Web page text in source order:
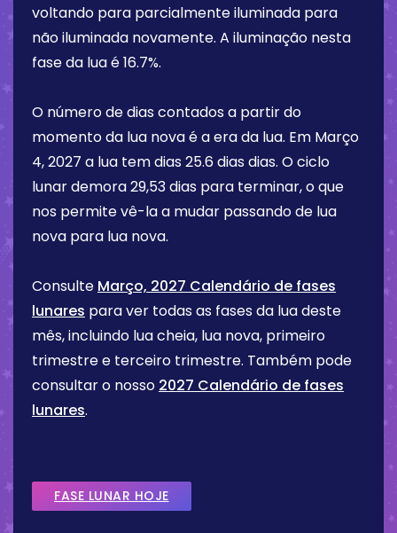
voltando para parcialmente iluminada para
não iluminada novamente. A iluminação nesta
fase da lua é16.7%.
O número de dias contados a partir do
momento da lua nova é a era da lua. Em Março
4, 2027 a lua tem dias 25.6 dias dias. O ciclo
lunar demora 29,53 dias para terminar, o que
nos permite vê-la a mudar passando de lua
nova para lua nova.
Consulte Março, 2027 Calendário de fases
lunares para ver todas as fases da lua deste
mês, incluindo lua cheia, lua nova, primeiro
trimestre e terceiro trimestre. Também pode
consultar o nosso 2027 Calendário de fases
lunares.
FASE LUNAR HOJE